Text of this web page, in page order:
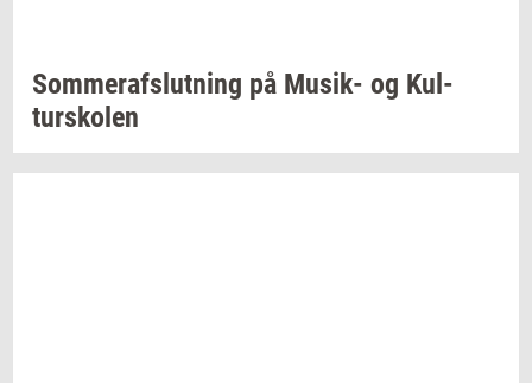
Som­mer­af­slut­ning på Musik-​ og Kul­
tursko­len